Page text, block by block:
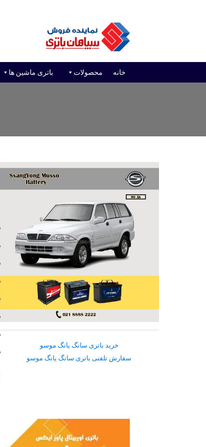
خانه محصولات باتری ماشین ها
خرید باتری سانگ یانگ موسو
سفارش تلفنی باتری سانگ یانگ موسو